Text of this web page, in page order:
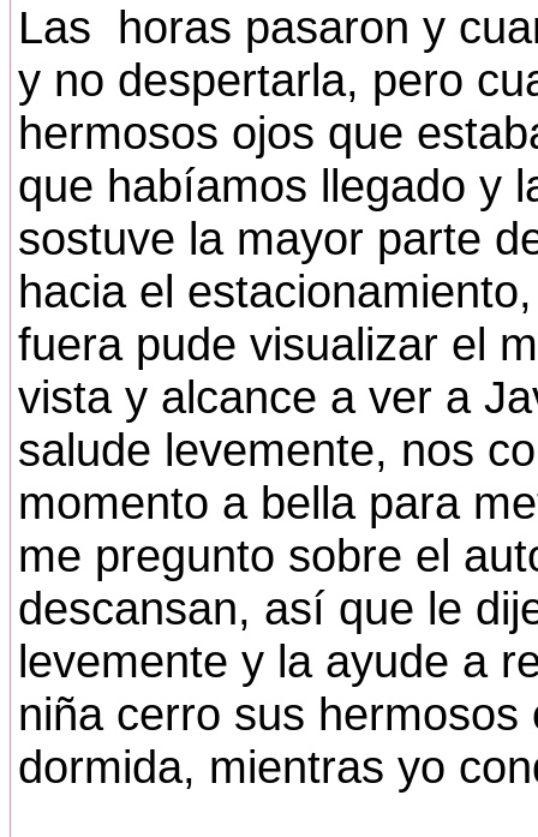
Las horas pasaron y
y no despertarla, pero
hermosos ojos que
que habíamos llegado y
sostuve la mayor parte
hacia el
fuera pude visualizar el
vista y alcance a ver a
salude levemente, nos
momento a bella para
me pregunto sobre el
descansan, así que le
levemente y la ayude a
niña cerro sus
dormida, mientras yo